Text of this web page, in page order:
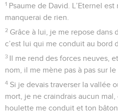
1 Psaume de David. L’Eternel
manquerai de rien.
2 Grâce à lui, je me repose dans
c’est lui qui me conduit au bord
3 Il me rend des forces neuves,
nom, il me mène pas à pas sur le
4 Si je devais traverser la vallée
mort, je ne craindrais aucun
houlette me conduit et ton